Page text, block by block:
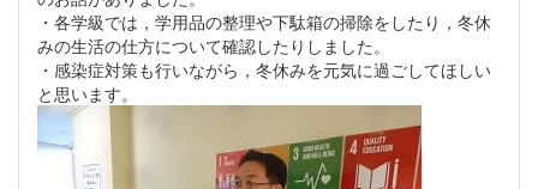
・各学級では，学用品の整理や下駄箱の掃除をしたり，冬休
みの生活の仕方について確認したりしました。
・感染症対策も行いながら，冬休みを元気に過ごしてほしい
と思います。